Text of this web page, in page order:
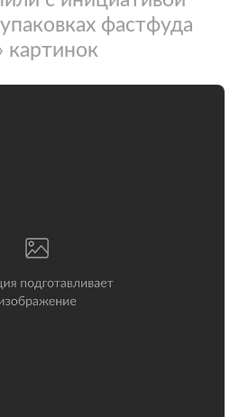
фастфуда